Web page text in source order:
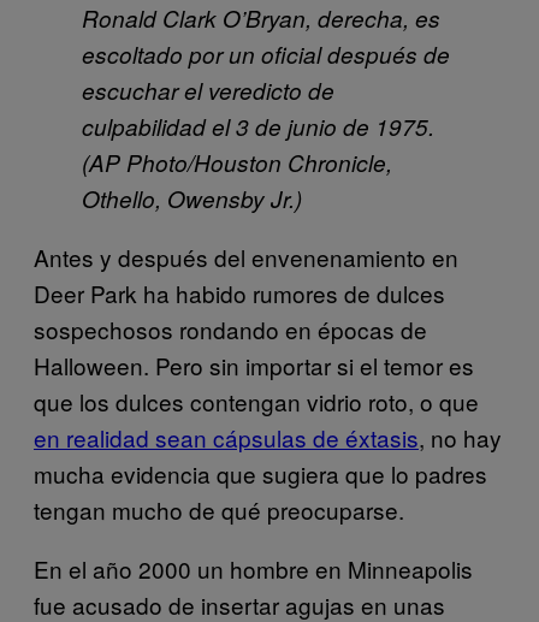
Ronald Clark O’Bryan, derecha, es
escoltado por un oficial después de
escuchar el veredicto de
culpabilidad el 3 de junio de 1975.
(AP Photo/Houston Chronicle,
Othello, Owensby Jr.)
Antes y después del envenenamiento en
Deer Park ha habido rumores de dulces
sospechosos rondando en épocas de
Halloween. Pero sin importar si el temor es
que los dulces contengan vidrio roto, o que
en realidad sean cápsulas de éxtasis, no hay
mucha evidencia que sugiera que lo padres
tengan mucho de qué preocuparse.
En el año 2000 un hombre en Minneapolis
fue acusado de insertar agujas en unas